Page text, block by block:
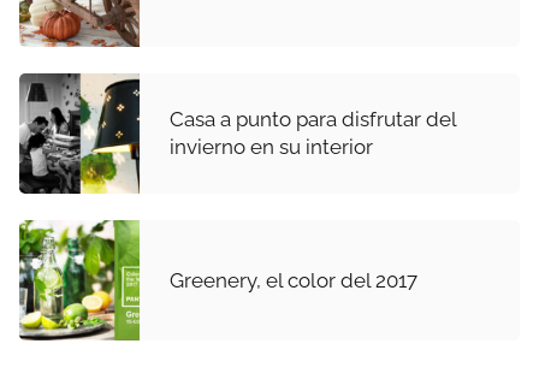
Casa a punto para disfrutar del
invierno en su interior
Greenery, el color del 2017